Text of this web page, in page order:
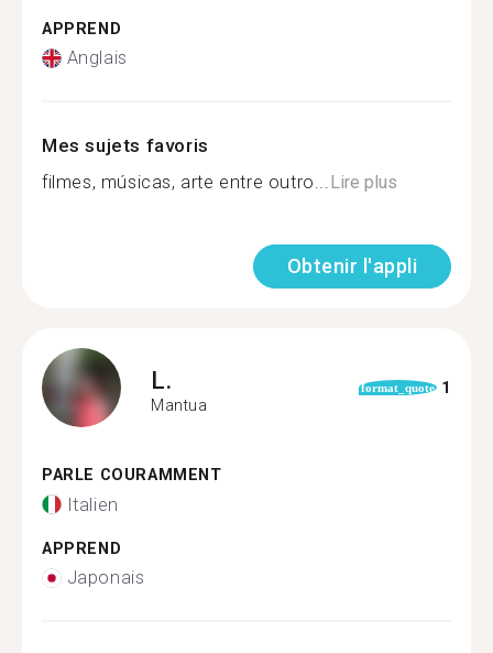
APPREND
Anglais
Mes sujets favoris
filmes, músicas, arte entre outro...Lire plus
Obtenir l'appli
L.
Mantua
format_quote 1
PARLE COURAMMENT
Italien
APPREND
Japonais